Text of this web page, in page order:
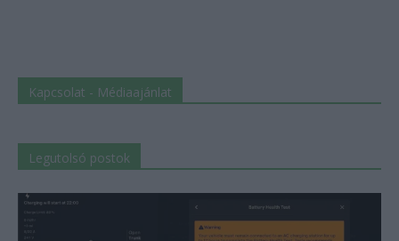
Kapcsolat - Médiaajánlat
Legutolsó postok